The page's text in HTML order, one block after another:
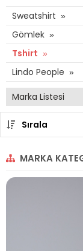
Sweatshirt
Gömlek
Tshirt
Lindo People
Marka Listesi
Sırala
MARKA